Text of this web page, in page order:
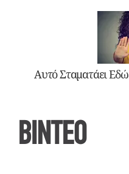
Αυτό Σταματάει Εδώ
ΒΙΝΤΕΟ